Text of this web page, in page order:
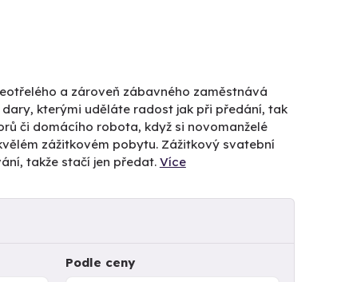
a zároveň zábavného zaměstnává
kterými uděláte radost jak při předání, tak
či domácího robota, když si novomanželé
zážitkovém pobytu. Zážitkový svatební
takže stačí jen předat. Více
Podle ceny